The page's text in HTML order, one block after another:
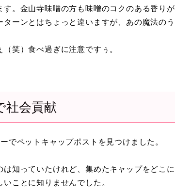
。金山寺味噌の方も味噌のコクのある香りが
ーンとはちょっと違いますが、あの魔法のう
笑）食べ過ぎに注意ですぅ。
社会貢献
でペットキャップポストを見つけました。
知っていたけれど、集めたキャップをどこに
ことに知りませんでした。